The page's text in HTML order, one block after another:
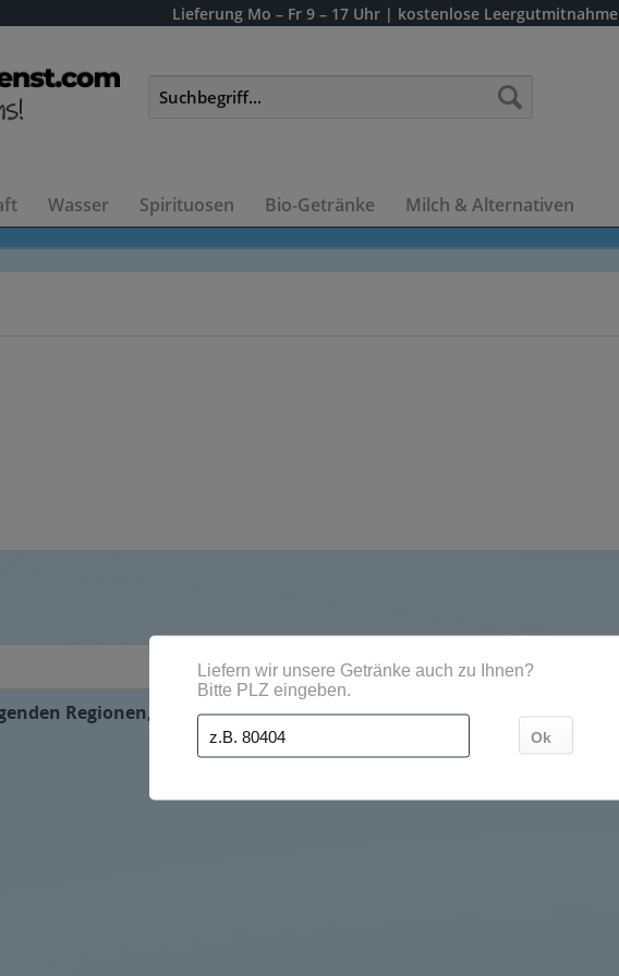
Lieferung Mo – Fr 9 – 17 Uhr | kostenlose Leergutmitnahme
Wasser Spirituosen Bio-Getränke Milch & Alternativen
Regionen, Städten, Orten und Postleitzahl-Gebieten geliefert